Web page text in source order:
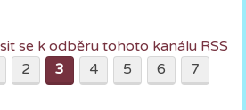
se k odběru tohoto kanálu RSS
2 3 4 5 6
7